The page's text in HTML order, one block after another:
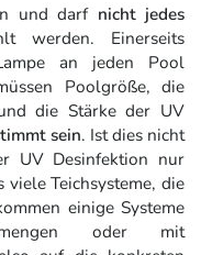
und darf nicht jedes
werden. Einerseits
an jeden Pool
Poolgröße, die
die Stärke der UV
sein. Ist dies nicht
UV Desinfektion nur
Teichsysteme, die
einige Systeme
oder mit